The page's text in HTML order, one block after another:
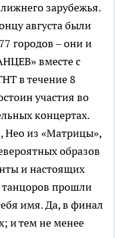
зарубежья.
августа были
городов – они и
вместе с
в течение 8
участия во
концертах.
Нео из «Матрицы»,
образов
и настоящих
прошли
имя. Да, в финал
и тем не менее